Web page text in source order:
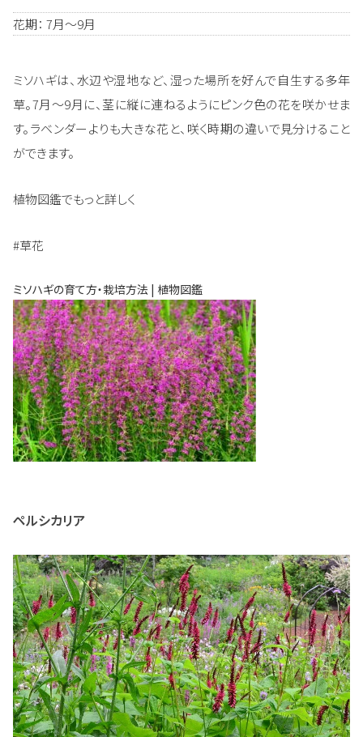
花期： 7月～9月
ミソハギは、水辺や湿地など、湿った場所を好んで自生する多年
草。7月～9月に、茎に縦に連ねるようにピンク色の花を咲かせま
す。ラベンダーよりも大きな花と、咲く時期の違いで見分けること
ができます。
植物図鑑でもっと詳しく
#草花
ミソハギの育て方・栽培方法 | 植物図鑑
ペルシカリア